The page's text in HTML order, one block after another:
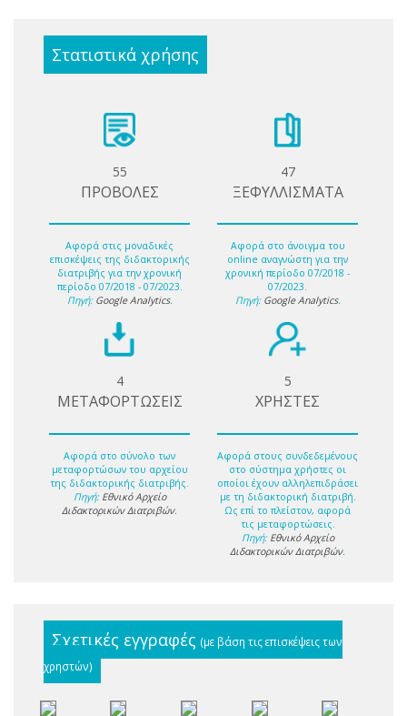
Στατιστικά χρήσης
55
ΠΡΟΒΟΛΕΣ
Αφορά στις μοναδικές
επισκέψεις της διδακτορικής
διατριβής για την χρονική
περίοδο 07/2018 - 07/2023.
Πηγή: Google Analytics.
47
ΞΕΦΥΛΛΙΣΜΑΤΑ
Αφορά στο άνοιγμα του
online αναγνώστη για την
χρονική περίοδο 07/2018 -
07/2023.
Πηγή: Google Analytics.
4
ΜΕΤΑΦΟΡΤΩΣΕΙΣ
Αφορά στο σύνολο των
μεταφορτώσων του αρχείου
της διδακτορικής διατριβής.
Πηγή: Εθνικό Αρχείο
Διδακτορικών Διατριβών.
5
ΧΡΗΣΤΕΣ
Αφορά στους συνδεδεμένους
στο σύστημα χρήστες οι
οποίοι έχουν αλληλεπιδράσει
με τη διδακτορική διατριβή.
Ως επί το πλείστον, αφορά
τις μεταφορτώσεις.
Πηγή: Εθνικό Αρχείο
Διδακτορικών Διατριβών.
Σχετικές εγγραφές (με βάση τις επισκέψεις των
χρηστών)